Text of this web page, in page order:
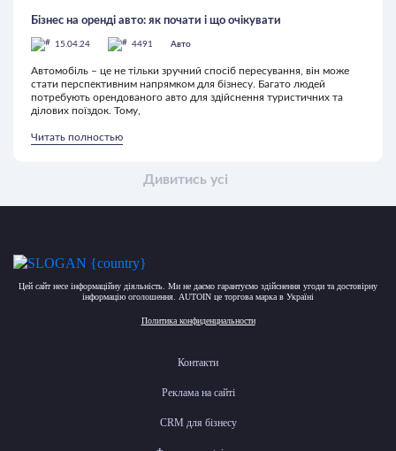
Дивитись усі
Бізнес на оренді авто: як почати і що очікувати
15.04.24 4491 Авто
Автомобіль – це не тільки зручний спосіб пересування, він може
стати перспективним напрямком для бізнесу. Багато людей
потребують орендованого авто для здійснення туристичних та
ділових поїздок. Тому,
Читать полностью
Цей сайт несе інформаційну діяльність. Ми не даємо гарантуємо здійснення угоди та достовірну
інформацію оголошення. AUTOIN це торгова марка в Україні
Политика конфиденциальности
Контакти
Реклама на сайті
CRM для бізнесу